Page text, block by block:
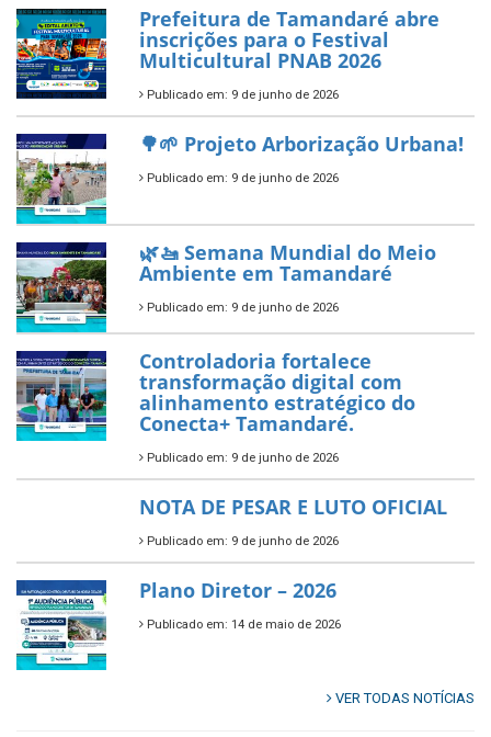
ÚLTIMAS NOTÍCIAS
Tamandaré conquista Selo
Diamante do Sebrae pelo
segundo ano consecutivo e
reafirma excelência no apoio ao
empreendedorismo.
Publicado em: 10 de junho de 2026
novos investimentos para
fortalecer a saúde pública do
município.
Publicado em: 10 de junho de 2026
Prefeitura de Tamandaré abre
inscrições para o Festival
Multicultural PNAB 2026
Publicado em: 9 de junho de 2026
🌳🌱 Projeto Arborização Urbana!
Publicado em: 9 de junho de 2026
🌿🚤 Semana Mundial do Meio
Ambiente em Tamandaré